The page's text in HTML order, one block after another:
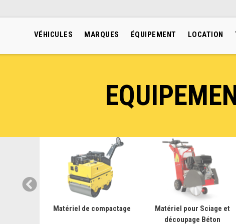
VÉHICULES MARQUES ÉQUIPEMENT LOCATION
Matériel de compactage
Matériel pour Sciage et
découpage Béton